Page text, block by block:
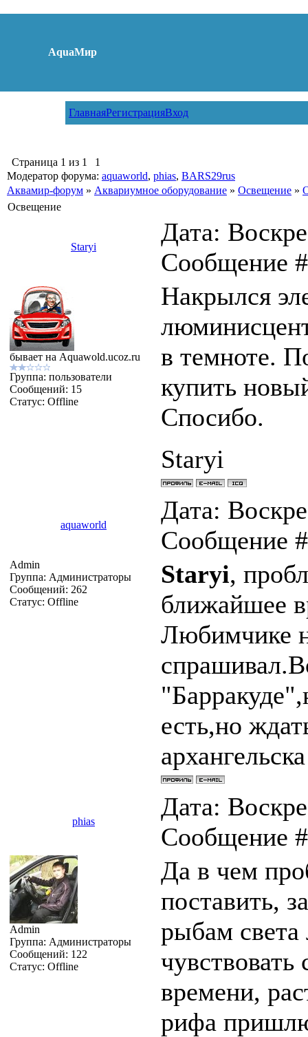
AquaМир
ГлавнаяРегистрацияВход
Страница 1 из 1
1
Модератор форума: aquaworld, phias, BARS29rus
Аквамир-форум » Аквариумное оборудование » Освещение »
Освещение
Staryi
Дата:
Сообщение
бывает на Aquawold.ucoz.ru
Группа: пользователи
Сообщений: 15
Статус: Offline
Накрылся
в темноте.
купить
Спосибо.
Staryi
aquaworld
Дата:
Сообщение
Admin
Группа: Администраторы
Сообщений: 262
Статус: Offline
Staryi,
ближайшее
Любимчике
есть,но
phias
Дата:
Сообщение
Admin
Группа: Администраторы
Сообщений: 122
Статус: Offline
Да в чем
поставить,
рыбам света
чувствовать
времени,
рифа